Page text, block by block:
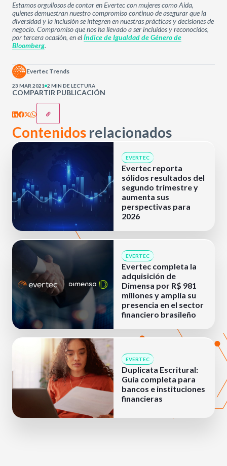
Estamos orgullosos de contar en Evertec con mujeres como Aida,
quienes demuestran nuestro compromiso continuo de asegurar que la
diversidad y la inclusión se integren en nuestras prácticas y decisiones de
negocio. Compromiso que nos ha llevado a ser incluidos y reconocidos,
por tercera ocasión, en elÍndice de Igualdad de Género de
Bloomberg.
COMPARTIR PUBLICACIÓN
Evertec Trends
23 MAR 2021 2 MIN DE LECTURA
Contenidos relacionados
EVERTEC
Evertec reporta
sólidos resultados del
segundo trimestre y
aumenta sus
perspectivas para
2026
EVERTEC
Evertec completa la
adquisición de
Dimensa por R$ 981
millones y amplía su
presencia en el sector
financiero brasileño
EVERTEC
Duplicata Escritural:
Guía completa para
bancos e instituciones
financieras